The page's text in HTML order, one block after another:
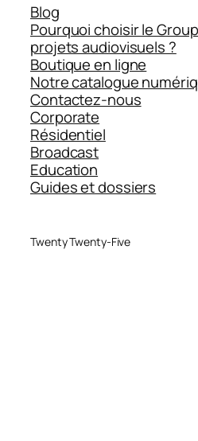
Blog
Pourquoi choisir le
projets audiovisuels ?
Boutique en ligne
Notre catalogue
Contactez-nous
Corporate
Résidentiel
Broadcast
Education
Guides et dossiers
Twenty Twenty-Five